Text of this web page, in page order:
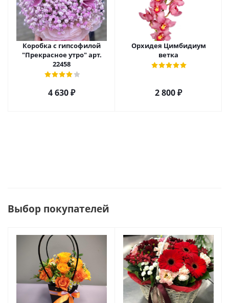
Коробка с гипсофилой
"Прекрасное утро" арт.
22458
4 630₽
Орхидея Цимбидиум
ветка
2 800₽
Выбор покупателей